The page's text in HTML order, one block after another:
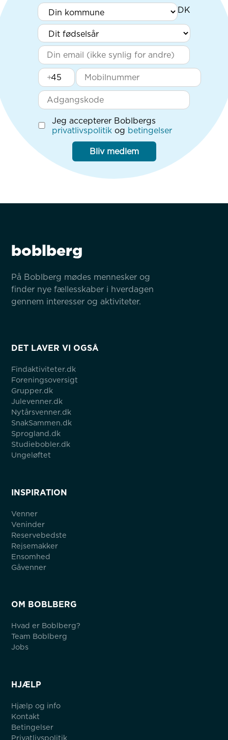
+
Jeg accepterer Boblbergs
privatlivspolitik og betingelser
Bliv medlem
boblberg
På Boblberg mødes mennesker og
finder nye fællesskaber i hverdagen
gennem interesser og aktiviteter.
DET LAVER VI OGSÅ
Findaktiviteter.dk
Foreningsoversigt
Grupper.dk
Julevenner.dk
Nytårsvenner.dk
SnakSammen.dk
Sprogland.dk
Studiebobler.dk
Ungeløftet
INSPIRATION
Venner
Veninder
Reservebedste
Rejsemakker
Ensomhed
Gåvenner
OM BOBLBERG
Hvad er Boblberg?
Team Boblberg
Jobs
HJÆLP
Hjælp og info
Kontakt
Betingelser
Privatlivspolitik